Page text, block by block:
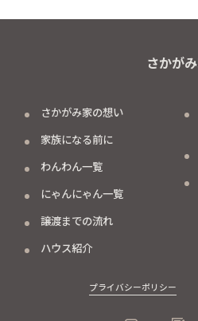
さかが
さかがみ家の想い
家族になる前に
わんわん一覧
にゃんにゃん一覧
譲渡までの流れ
ハウス紹介
プライバシーポリシー